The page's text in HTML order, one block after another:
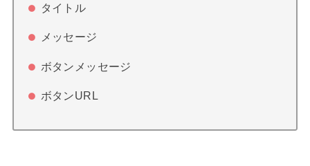
タイトル
メッセージ
ボタンメッセージ
ボタンURL